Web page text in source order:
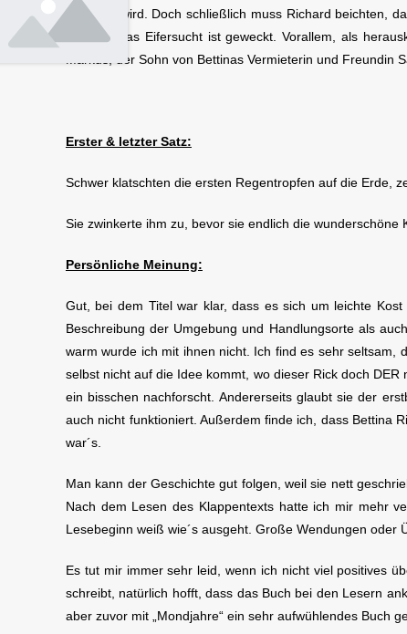
gehalten wird. Doch schließlich muss Richard beichten,
und Bettinas Eifersucht ist geweckt. Vorallem, als
Markus, der Sohn von Bettinas Vermieterin und Freundin
Erster & letzter Satz:
Schwer klatschten die ersten Regentropfen auf die Erde,
Sie zwinkerte ihm zu, bevor sie endlich die wunderschöne
Persönliche Meinung:
Gut, bei dem Titel war klar, dass es sich um leichte
Beschreibung der Umgebung und Handlungsorte als
warm wurde ich mit ihnen nicht. Ich find es sehr seltsam,
selbst nicht auf die Idee kommt, wo dieser Rick doch
ein bisschen nachforscht. Andererseits glaubt sie der
auch nicht funktioniert. Außerdem finde ich, dass Bettina
war´s.
Man kann der Geschichte gut folgen, weil sie nett
Nach dem Lesen des Klappentexts hatte ich mir mehr
Lesebeginn weiß wie´s ausgeht. Große Wendungen oder
Es tut mir immer sehr leid, wenn ich nicht viel positives
schreibt, natürlich hofft, dass das Buch bei den Lesern
aber zuvor mit „Mondjahre“ ein sehr aufwühlendes Buch